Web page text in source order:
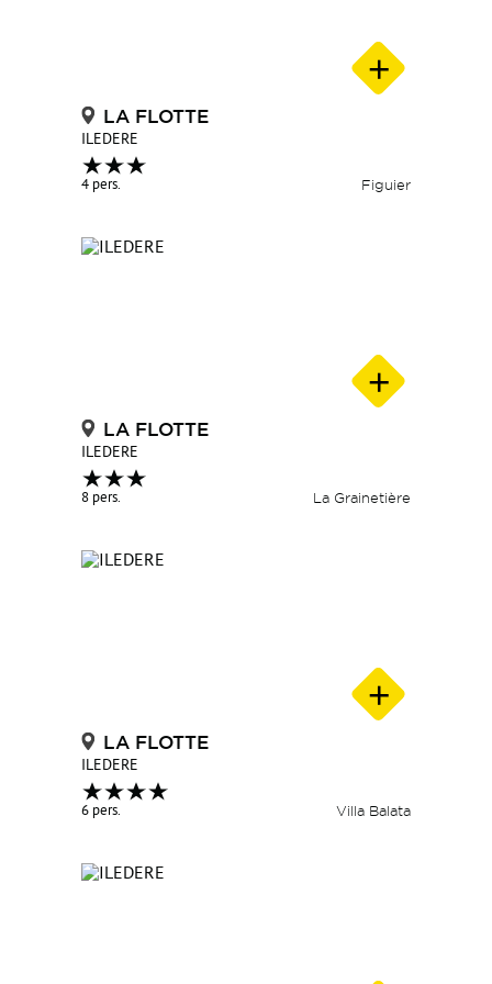
LA FLOTTE
ILEDERE
4 pers. Figuier
LA FLOTTE
ILEDERE
8 pers. La Grainetière
LA FLOTTE
ILEDERE
6 pers. Villa Balata